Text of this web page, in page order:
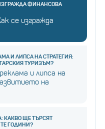
ФИНАНСОВА
се изгражда
И ЛИПСА НА СТРАТЕГИЯ:
ТУРИЗЪМ?
и липса на
на
КАКВО ЩЕ ТЪРСЯТ
ГОДИНИ?